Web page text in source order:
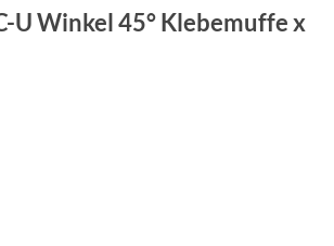
U Winkel 45° Klebemuffe x